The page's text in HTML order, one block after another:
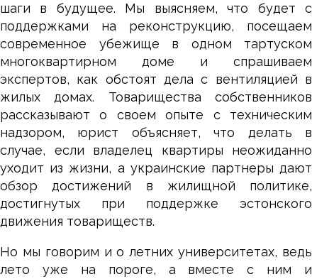
шаги в будущее. Мы выясняем, что будет с
поддержками на реконструкцию, посещаем
современное убежище в одном тартуском
многоквартирном доме и спрашиваем
экспертов, как обстоят дела с вентиляцией в
жилых домах. Товарищества собственников
рассказывают о своем опыте с техническим
надзором, юрист объясняет, что делать в
случае, если владелец квартиры неожиданно
уходит из жизни, а украинские партнеры дают
обзор достижений в жилищной политике,
достигнутых при поддержке эстонского
движения товариществ.
Но мы говорим и о летних университетах, ведь
лето уже на пороге, а вместе с ним и